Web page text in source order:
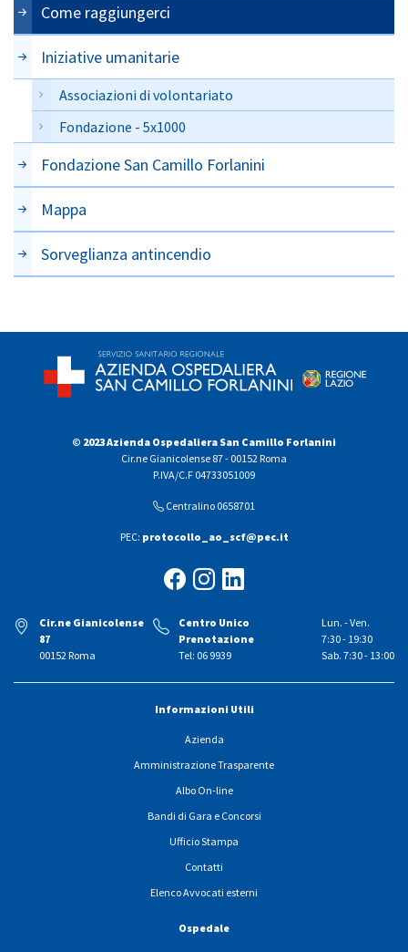
Come raggiungerci
Iniziative umanitarie
Associazioni di volontariato
Fondazione - 5x1000
Fondazione San Camillo Forlanini
Mappa
Sorveglianza antincendio
© 2023 Azienda Ospedaliera San Camillo Forlanini
Cir.ne Gianicolense 87 - 00152 Roma
P.IVA/C.F 04733051009
Centralino 0658701
PEC: protocollo_ao_scf@pec.it
Cir.ne Gianicolense
87
00152 Roma
Centro Unico
Prenotazione
Tel: 06 9939
Lun. - Ven.
7:30 - 19:30
Sab. 7:30 - 13:00
Informazioni Utili
Azienda
Amministrazione Trasparente
Albo On-line
Bandi di Gara e Concorsi
Ufficio Stampa
Contatti
Elenco Avvocati esterni
Ospedale